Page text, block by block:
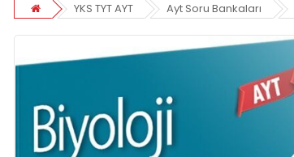
YKS TYT AYT Ayt Soru Bankaları